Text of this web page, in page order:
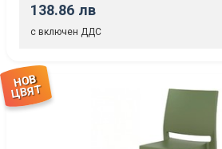
138.86 лв
с включен ДДС
НОВ
ЦВЯТ